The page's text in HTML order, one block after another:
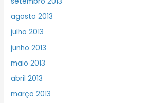
agosto 2013
julho 2013
junho 2013
maio 2013
abril 2013
março 2013